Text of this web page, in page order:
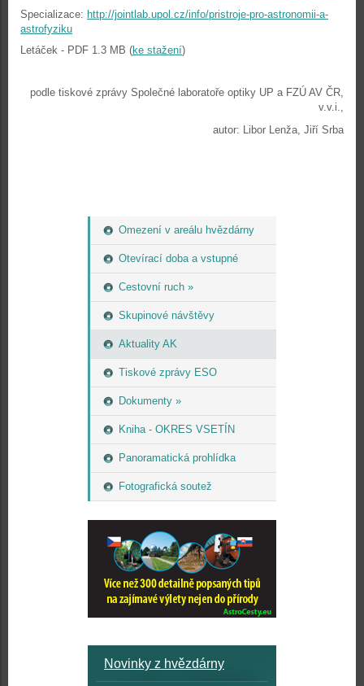
Omezení v areálu hvězdárny
Otevírací doba a vstupné
Cestovní ruch »
Skupinové návštěvy
Aktuality AK
Tiskové zprávy ESO
Dokumenty »
Kniha - OKRES VSETÍN
Panoramatická prohlídka
Fotografická soutež
Novinky z hvězdárny
Specializace: http://jointlab.upol.cz/info/pristroje-pro-astronomii-a-
astrofyziku
Letáček - PDF 1.3 MB (ke stažení)
podle tiskové zprávy Společné laboratoře optiky UP a FZÚ AV ČR,
v.v.i.,
autor: Libor Lenža, Jiří Srba